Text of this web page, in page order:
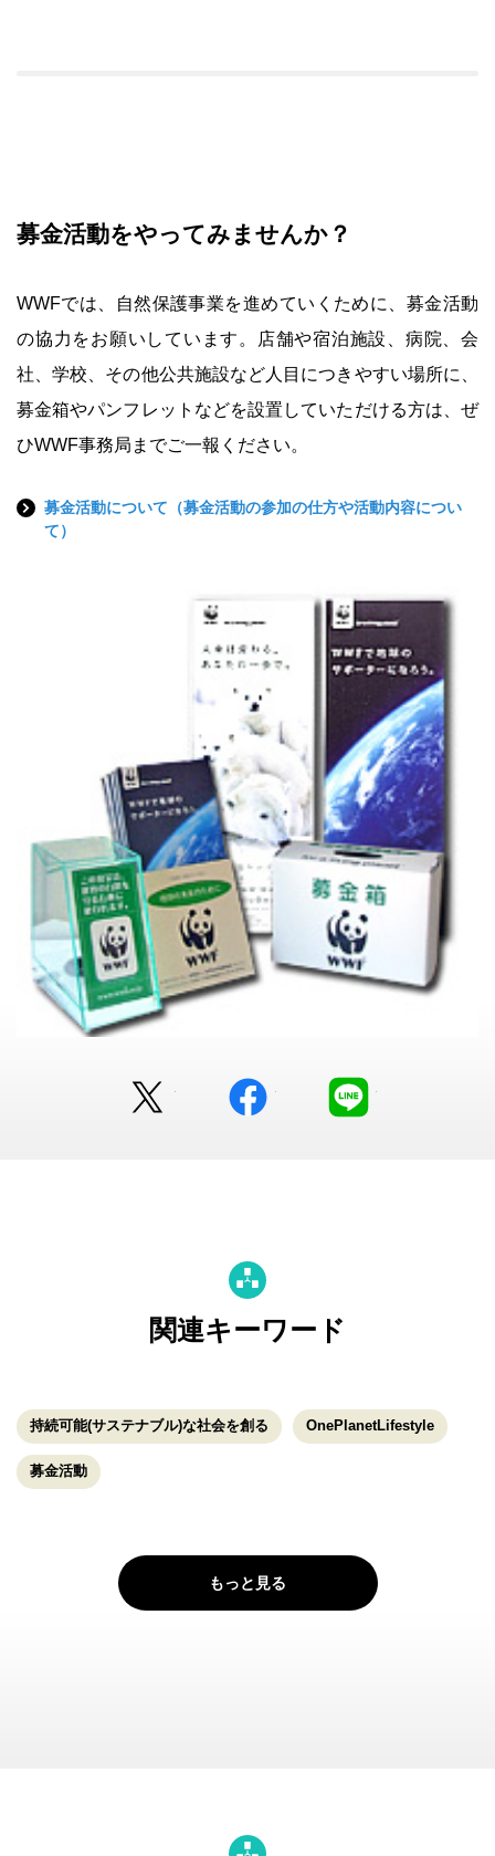
募金活動をやってみませんか？
WWFでは、自然保護事業を進めていくために、募金活動
の協力をお願いしています。店舗や宿泊施設、病院、会
社、学校、その他公共施設など人目につきやすい場所に、
募金箱やパンフレットなどを設置していただける方は、ぜ
ひWWF事務局までご一報ください。
募金活動について（募金活動の参加の仕方や活動内容につい
て）
facebook
関連キーワード
持続可能(サステナブル)な社会を創る OnePlanetLifestyle
募金活動
もっと見る